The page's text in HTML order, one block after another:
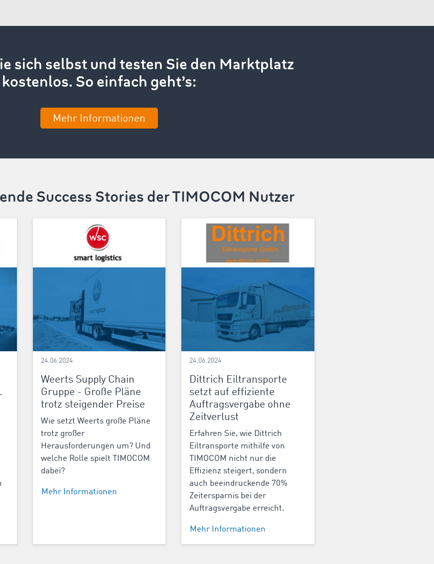
sich selbst und testen Sie den Marktplatz
kostenlos. So einfach geht’s:
Mehr Informationen
Success Stories der TIMOCOM Nutzer
24.06.2024
Weerts Supply Chain
Gruppe - Große Pläne
trotz steigender Preise
Wie setzt Weerts große Pläne
trotz großer
Herausforderungen um? Und
welche Rolle spielt TIMOCOM
dabei?
Mehr Informationen
24.06.2024
Dittrich Eiltransporte
setzt auf effiziente
Auftragsvergabe ohne
Zeitverlust
Erfahren Sie, wie Dittrich
Eiltransporte mithilfe von
TIMOCOM nicht nur die
Effizienz steigert, sondern
auch beeindruckende 70%
Zeitersparnis bei der
Auftragsvergabe erreicht.
Mehr Informationen